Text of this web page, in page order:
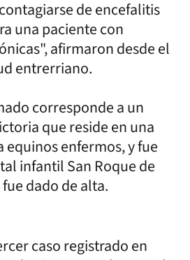
de encefalitis
una paciente con
afirmaron desde el
entrerriano.
corresponde a un
que reside en una
equinos enfermos, y fue
infantil San Roque de
dado de alta.
caso registrado en